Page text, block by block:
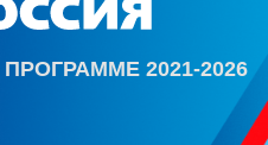
2021-2026